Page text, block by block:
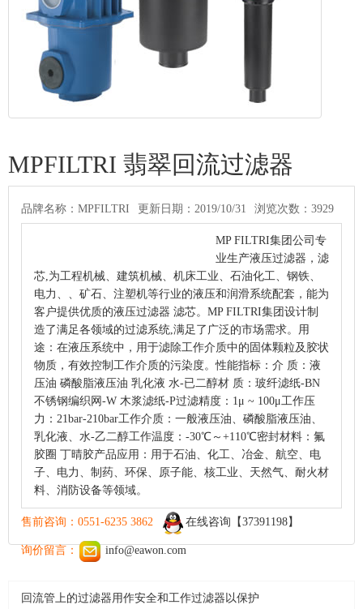
MPFILTRI 翡翠回流过滤器
品牌名称：MPFILTRI 更新日期：2019/10/31 浏览次数：3929
MP FILTRI集团公司专
业生产液压过滤器，滤
芯,为工程机械、建筑机械、机床工业、石油化工、钢铁、
电力、、矿石、注塑机等行业的液压和润滑系统配套，能为
客户提供优质的液压过滤器 滤芯。MP FILTRI集团设计制
造了满足各领域的过滤系统,满足了广泛的市场需求。用
途：在液压系统中，用于滤除工作介质中的固体颗粒及胶状
物质，有效控制工作介质的污染度。性能指标：介 质：液
压油 磷酸脂液压油 乳化液 水-已二醇材 质：玻纤滤纸-BN
不锈钢编织网-W 木浆滤纸-P过滤精度：1μ ~ 100μ工作压
力：21bar-210bar工作介质：一般液压油、磷酸脂液压油、
乳化液、水-乙二醇工作温度：-30℃～+110℃密封材料：氟
胶圈 丁晴胶产品应用：用于石油、化工、冶金、航空、电
子、电力、制药、环保、原子能、核工业、天然气、耐火材
料、消防设备等领域。
售前咨询：0551-6235 3862 在线咨询【37391198】
询价留言： info@eawon.com
回流管上的过滤器用作安全和工作过滤器以保护